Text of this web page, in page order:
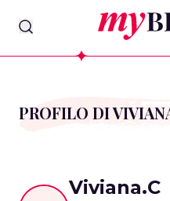
myBeauty
PROFILO DI
Viviana.C